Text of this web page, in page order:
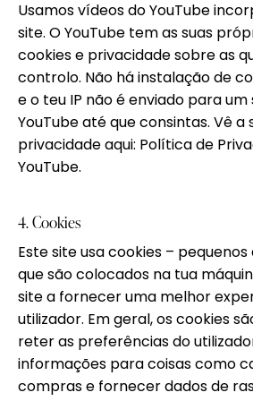
Usamos vídeos do YouTube
site. O YouTube tem as suas
cookies e privacidade sobre as
controlo. Não há instalação de
e o teu IP não é enviado para
YouTube até que consintas. Vê
privacidade aqui: Política de
YouTube.
4. Cookies
Este site usa cookies –
que são colocados na tua
site a fornecer uma melhor
utilizador. Em geral, os cookies
reter as preferências do
informações para coisas como
compras e fornecer dados de